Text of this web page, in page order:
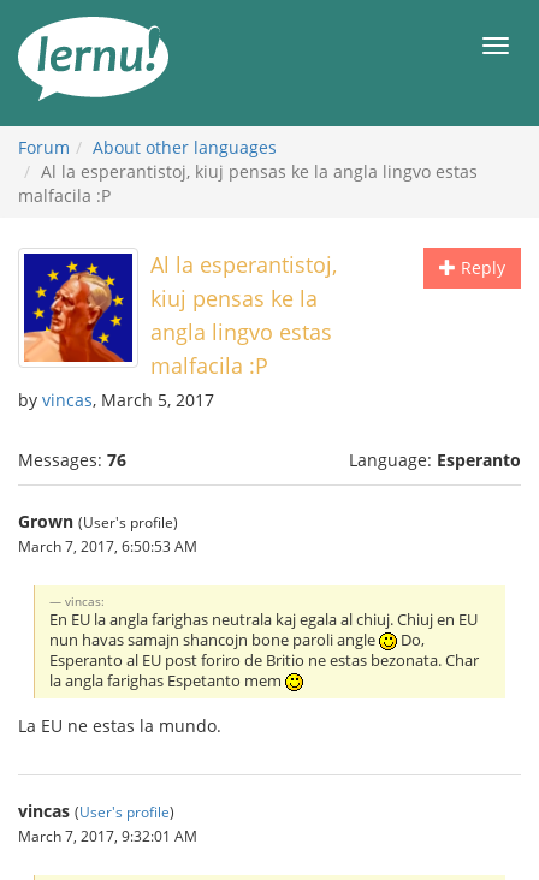
the
content
Forum
About other languages
Al la esperantistoj, kiuj pensas ke la angla lingvo estas
malfacila :P
Reply
Al la esperantistoj,
kiuj pensas ke la
angla lingvo estas
malfacila :P
by vincas, March 5, 2017
Messages: 76 Language: Esperanto
Grown (User's profile)
March 7, 2017, 6:50:53 AM
vincas:
En EU la angla farighas neutrala kaj egala al chiuj. Chiuj en EU
nun havas samajn shancojn bone paroli angle
Do,
Esperanto al EU post foriro de Britio ne estas bezonata. Char
la angla farighas Espetanto mem
La EU ne estas la mundo.
vincas (User's profile)
March 7, 2017, 9:32:01 AM